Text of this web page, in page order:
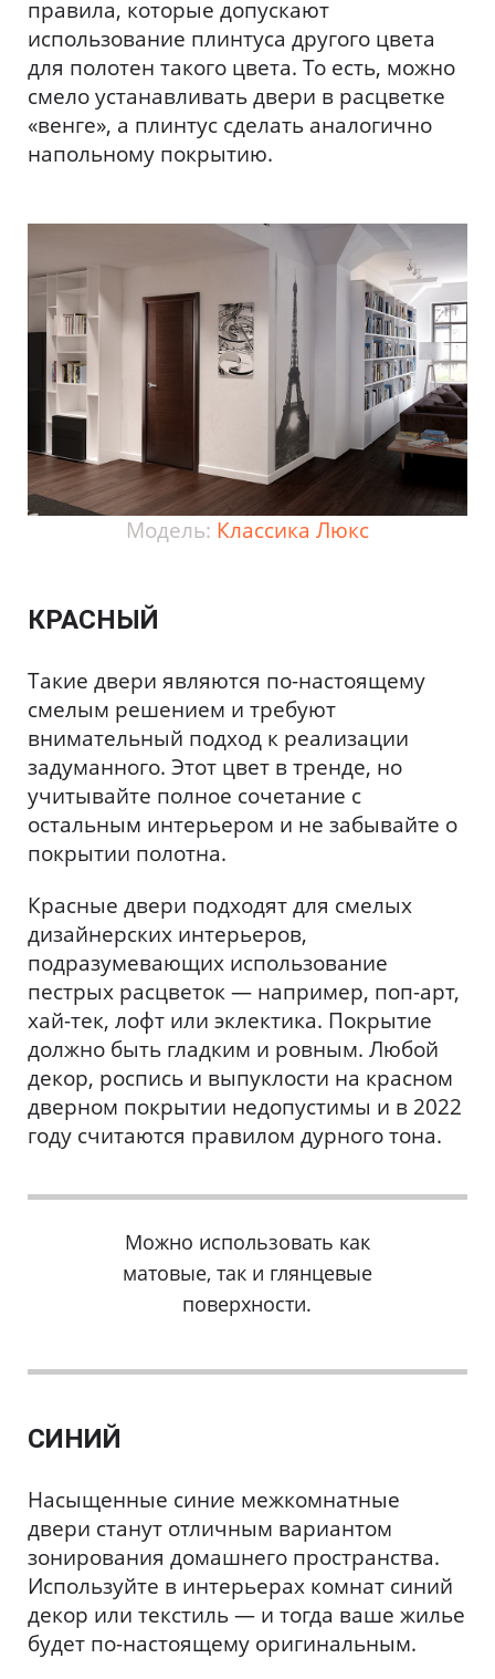
правила, которые допускают
использование плинтуса другого цвета
для полотен такого цвета. То есть, можно
смело устанавливать двери в расцветке
«венге», а плинтус сделать аналогично
напольному покрытию.
Модель: Классика Люкс
КРАСНЫЙ
Такие двери являются по-настоящему
смелым решением и требуют
внимательный подход к реализации
задуманного. Этот цвет в тренде, но
учитывайте полное сочетание с
остальным интерьером и не забывайте о
покрытии полотна.
Красные двери подходят для смелых
дизайнерских интерьеров,
подразумевающих использование
пестрых расцветок — например, поп-арт,
хай-тек, лофт или эклектика. Покрытие
должно быть гладким и ровным. Любой
декор, роспись и выпуклости на красном
дверном покрытии недопустимы и в 2022
году считаются правилом дурного тона.
Можно использовать как
матовые, так и глянцевые
поверхности.
СИНИЙ
Насыщенные синие межкомнатные
двери станут отличным вариантом
зонирования домашнего пространства.
Используйте в интерьерах комнат синий
декор или текстиль — и тогда ваше жилье
будет по-настоящему оригинальным.